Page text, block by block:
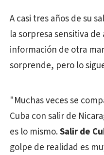
A casi tres años de su
la sorpresa sensitiva
información de otra
sorprende, pero lo
"Muchas veces se
Cuba con salir de
es lo mismo.Salir de
golpe de realidad es